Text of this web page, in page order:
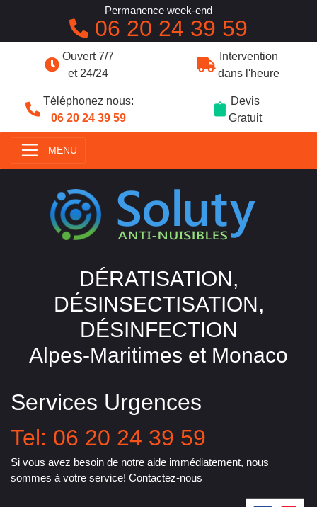
Ouvert 7/7
et 24/24
Intervention
dans l'heure
Téléphonez nous:
06 20 24 39 59
Devis
Gratuit
MENU
DÉRATISATION,
DÉSINSECTISATION,
DÉSINFECTION
Alpes-Maritimes et Monaco
Services Urgences
Tel: 06 20 24 39 59
Si vous avez besoin de notre aide immédiatement, nous
sommes à votre service! Contactez-nous
Permanence week-end
06 20 24 39 59